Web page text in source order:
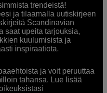
trendeistä!
ja tilaamalla uutiskirjeen
Scandinavian
saat upeita tarjouksia,
kuulumisista ja
inspiraatiota.
ja voit peruuttaa
tahansa. Lue lisää